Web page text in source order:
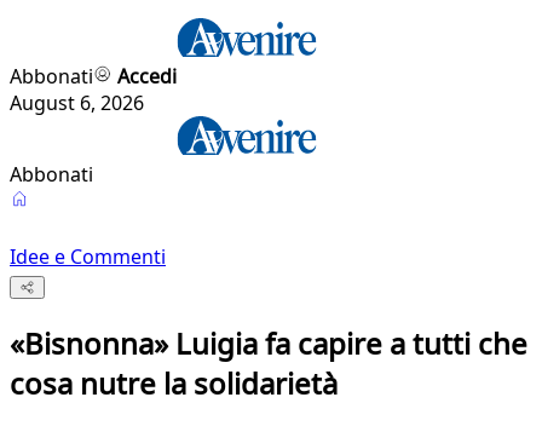
Abbonati
Accedi
August 6, 2026
Abbonati
Idee e Commenti
«Bisnonna» Luigia fa capire a tutti che
cosa nutre la solidarietà